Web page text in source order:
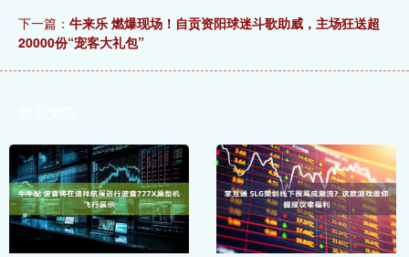
下一篇： 牛来乐 燃爆现场！自贡资阳球迷斗歌助威，主场狂送超
20000份“宠客大礼包”